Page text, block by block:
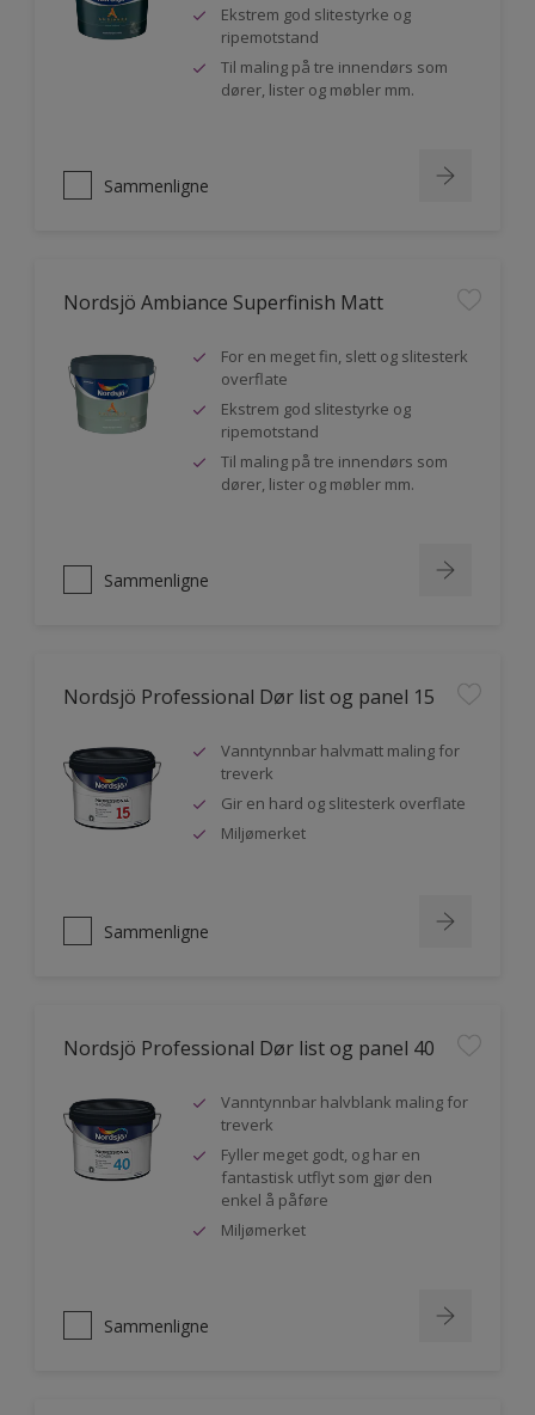
Ekstrem god slitestyrke og
ripemotstand
Til maling på tre innendørs som
dører, lister og møbler mm.
Sammenligne
Nordsjö Ambiance Superfinish Matt
For en meget fin, slett og slitesterk
overflate
Ekstrem god slitestyrke og
ripemotstand
Til maling på tre innendørs som
dører, lister og møbler mm.
Sammenligne
Nordsjö Professional Dør list og panel 15
Vanntynnbar halvmatt maling for
treverk
Gir en hard og slitesterk overflate
Miljømerket
Sammenligne
Nordsjö Professional Dør list og panel 40
Vanntynnbar halvblank maling for
treverk
Fyller meget godt, og har en
fantastisk utflyt som gjør den
enkel å påføre
Miljømerket
Sammenligne